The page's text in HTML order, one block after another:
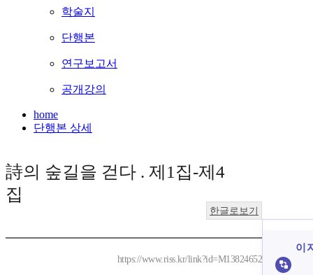
학술지
단행본
연구보고서
공개강의
home
단행본 상세
詩의 숲길을 걷다 . 제1집-제4
집
한글로보기
https://www.riss.kr/link?id=M13824652
이